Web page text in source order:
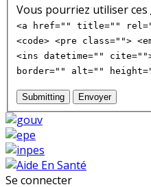
Vous pourriez utiliser ces
<a href="" title=""
<code> <pre class="">
<ins datetime=""
border="" alt=""
Submitting Envoyer
Se connecter